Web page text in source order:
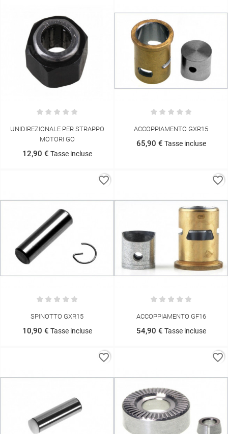
UNIDIREZIONALE PER STRAPPO
MOTORI GO
12,90 € Tasse incluse
ACCOPPIAMENTO GXR15
65,90 € Tasse incluse
SPINOTTO GXR15
10,90 € Tasse incluse
favorite_border
ACCOPPIAMENTO GF16
54,90 € Tasse incluse
favorite_border
favorite_border favorite_border